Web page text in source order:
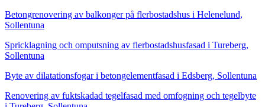
Betongrenovering av balkonger på flerbostadshus i Helenelund,
Sollentuna
Spricklagning och omputsning av flerbostadshusfasad i Tureberg,
Sollentuna
Byte av dilatationsfogar i betongelementfasad i Edsberg, Sollentuna
Renovering av fuktskadad tegelfasad med omfogning och tegelbyte